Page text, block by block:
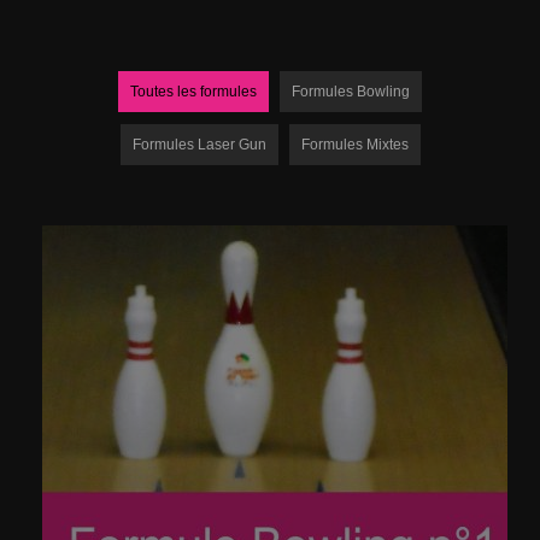
Toutes les formules Formules Bowling
Formules Laser Gun Formules Mixtes